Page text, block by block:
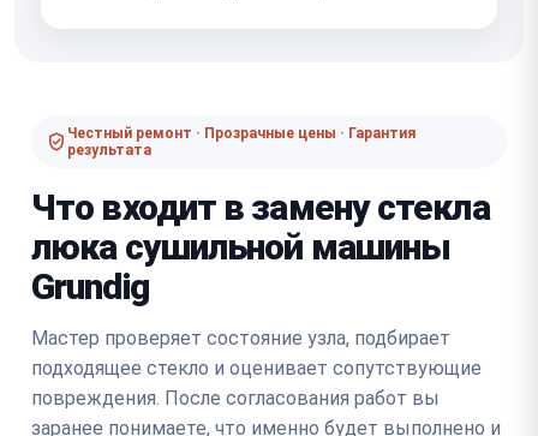
Честный ремонт · Прозрачные цены · Гарантия
результата
Что входит в замену стекла
люка сушильной машины
Grundig
Мастер проверяет состояние узла, подбирает
подходящее стекло и оценивает сопутствующие
повреждения. После согласования работ вы
заранее понимаете, что именно будет выполнено и